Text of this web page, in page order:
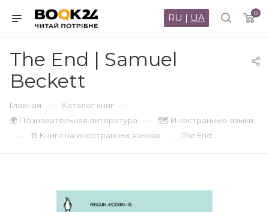
0
RU | UA
The End | Samuel
Beckett
Главная — Каталог книг —
🌍 Познавательная литература — 🗺 Иностранные языки
— 📒 Книги на иностранных языках — The End